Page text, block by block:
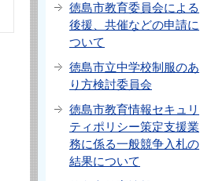
徳島市教育委員会による
後援、共催などの申請に
ついて
徳島市立中学校制服のあ
り方検討委員会
徳島市教育情報セキュリ
ティポリシー策定支援業
務に係る一般競争入札の
結果について